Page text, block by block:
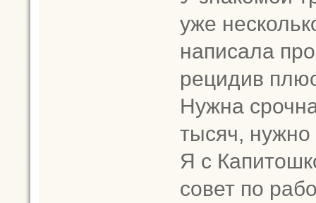
уже
написала
рецидив
Нужна
тысяч, нужно
Я с
совет по